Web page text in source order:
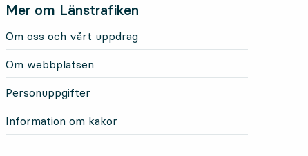
Mer om Länstrafiken
Om oss och vårt uppdrag
Om webbplatsen
Personuppgifter
Information om kakor